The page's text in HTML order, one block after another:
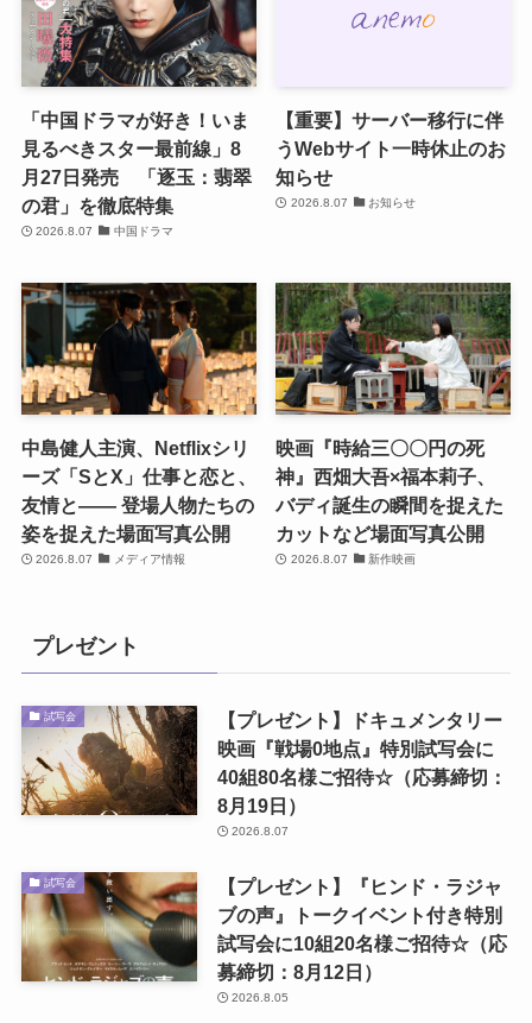
「中国ドラマが好き！いま
見るべきスター最前線」8
月27日発売 「逐玉：翡翠
の君」を徹底特集
2026.8.07 中国ドラマ
【重要】サーバー移行に伴
うWebサイト一時休止のお
知らせ
2026.8.07 お知らせ
中島健人主演、Netflixシリ
ーズ「SとX」仕事と恋と、
友情と―― 登場人物たちの
姿を捉えた場面写真公開
2026.8.07 メディア情報
映画『時給三〇〇円の死
神』西畑大吾×福本莉子、
バディ誕生の瞬間を捉えた
カットなど場面写真公開
2026.8.07 新作映画
プレゼント
試写会
【プレゼント】ドキュメンタリー
映画『戦場0地点』特別試写会に
40組80名様ご招待☆（応募締切：
8月19日）
2026.8.07
試写会
【プレゼント】『ヒンド・ラジャ
ブの声』トークイベント付き特別
試写会に10組20名様ご招待☆（応
募締切：8月12日）
2026.8.05